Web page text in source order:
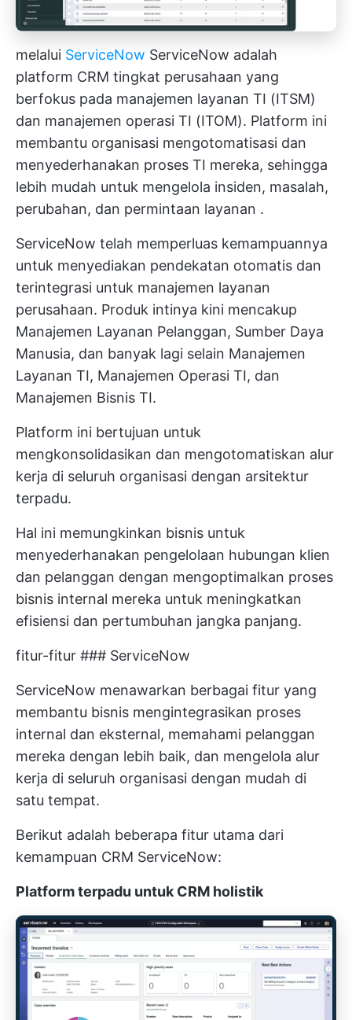
melalui ServiceNow ServiceNow adalah
platform CRM tingkat perusahaan yang
berfokus pada manajemen layanan TI (ITSM)
dan manajemen operasi TI (ITOM). Platform ini
membantu organisasi mengotomatisasi dan
menyederhanakan proses TI mereka, sehingga
lebih mudah untuk mengelola insiden, masalah,
perubahan, dan permintaan layanan .
ServiceNow telah memperluas kemampuannya
untuk menyediakan pendekatan otomatis dan
terintegrasi untuk manajemen layanan
perusahaan. Produk intinya kini mencakup
Manajemen Layanan Pelanggan, Sumber Daya
Manusia, dan banyak lagi selain Manajemen
Layanan TI, Manajemen Operasi TI, dan
Manajemen Bisnis TI.
Platform ini bertujuan untuk
mengkonsolidasikan dan mengotomatiskan alur
kerja di seluruh organisasi dengan arsitektur
terpadu.
Hal ini memungkinkan bisnis untuk
menyederhanakan pengelolaan hubungan klien
dan pelanggan dengan mengoptimalkan proses
bisnis internal mereka untuk meningkatkan
efisiensi dan pertumbuhan jangka panjang.
fitur-fitur ### ServiceNow
ServiceNow menawarkan berbagai fitur yang
membantu bisnis mengintegrasikan proses
internal dan eksternal, memahami pelanggan
mereka dengan lebih baik, dan mengelola alur
kerja di seluruh organisasi dengan mudah di
satu tempat.
Berikut adalah beberapa fitur utama dari
kemampuan CRM ServiceNow:
Platform terpadu untuk CRM holistik